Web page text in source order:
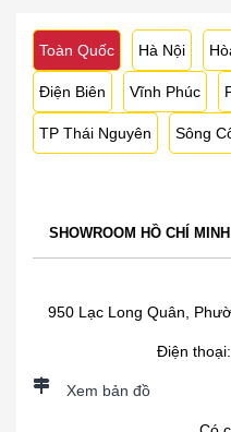
Toàn Quốc Hà Nội
Điện Biên Vĩnh Phúc
TP Thái Nguyên Sông
SHOWROOM HỒ CHÍ MINH
950 Lạc Long Quân,
Điện thoại:
Xem bản đồ